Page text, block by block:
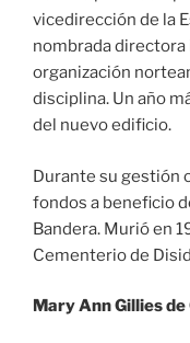
vicedirección de la
nombrada
organización
disciplina. Un año
del nuevo edificio.
Durante su gestión
fondos a beneficio
Bandera. Murió en
Cementerio de
Mary Ann Gillies